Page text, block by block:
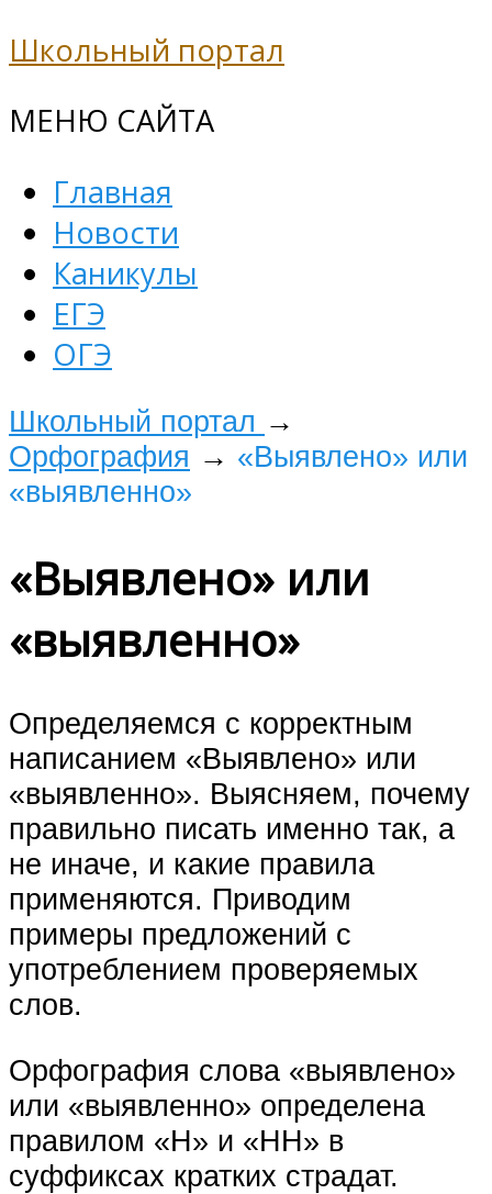
Школьный портал
МЕНЮ САЙТА
Главная
Новости
Каникулы
ЕГЭ
ОГЭ
Школьный портал →
Орфография → «Выявлено» или
«выявленно»
«Выявлено» или
«выявленно»
Определяемся с корректным
написанием «Выявлено» или
«выявленно». Выясняем, почему
правильно писать именно так, а
не иначе, и какие правила
применяются. Приводим
примеры предложений с
употреблением проверяемых
слов.
Орфография слова «выявлено»
или «выявленно» определена
правилом «Н» и «НН» в
суффиксах кратких страдат.